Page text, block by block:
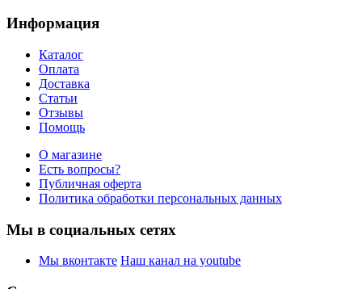
Информация
Каталог
Оплата
Доставка
Статьи
Отзывы
Помощь
О магазине
Есть вопросы?
Публичная оферта
Политика обработки персональных данных
Мы в социальных сетях
Мы вконтакте Наш канал на youtube